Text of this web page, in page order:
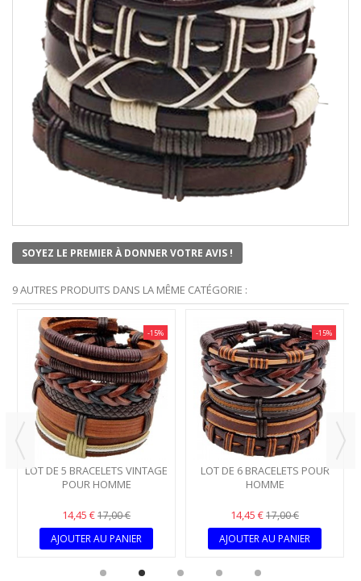
SOYEZ LE PREMIER À DONNER VOTRE AVIS !
9 AUTRES PRODUITS DANS LA MÊME CATÉGORIE :
-15%
LOT DE 5 BRACELETS VINTAGE
POUR HOMME
14,45 €17,00 €
AJOUTER AU PANIER
-15%
LOT DE 6 BRACELETS POUR
HOMME
14,45 €17,00 €
AJOUTER AU PANIER